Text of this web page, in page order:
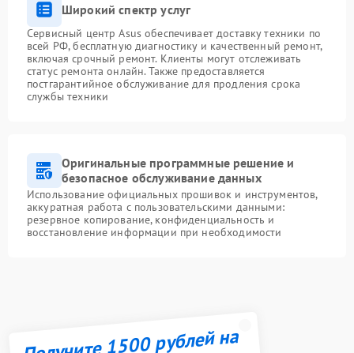
Широкий спектр услуг
Сервисный центр Asus обеспечивает доставку техники по
всей РФ, бесплатную диагностику и качественный ремонт,
включая срочный ремонт. Клиенты могут отслеживать
статус ремонта онлайн. Также предоставляется
постгарантийное обслуживание для продления срока
службы техники
Оригинальные программные решение и
безопасное обслуживание данных
Использование официальных прошивок и инструментов,
аккуратная работа с пользовательскими данными:
резервное копирование, конфиденциальность и
восстановление информации при необходимости